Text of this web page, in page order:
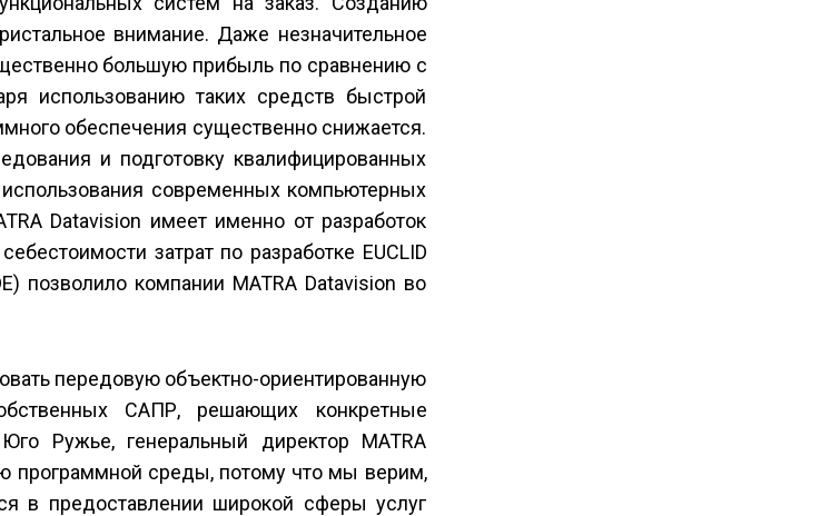
внимание. Даже незначительное
большую прибыль по сравнению с
использованию таких средств быстрой
обеспечения существенно снижается.
и подготовку квалифицированных
современных компьютерных
Datavision имеет именно от разработок
затрат по разработке EUCLID
позволило компании MATRA Datavision во
передовую объектно-ориентированную
САПР, решающих конкретные
Ружье, генеральный директор MATRA
программной среды, потому что мы верим,
в предоставлении широкой сферы услуг